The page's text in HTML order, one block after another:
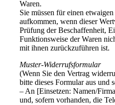
Waren.
Sie müssen für einen
aufkommen, wenn dieser
Prüfung der Beschaffenheit,
Funktionsweise der Waren
mit ihnen zurückzuführen ist.
Muster-Widerrufsformular
(Wenn Sie den Vertrag
bitte dieses Formular aus und
– An [Einsetzen: Namen/
und, sofern vorhanden, die